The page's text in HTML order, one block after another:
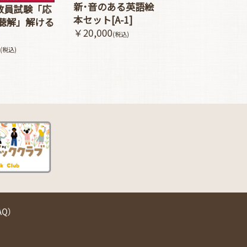
員試験「応
解」解ける
(税込)
新･音のある英語絵
本セット[A-1]
￥20,000(税込)
）